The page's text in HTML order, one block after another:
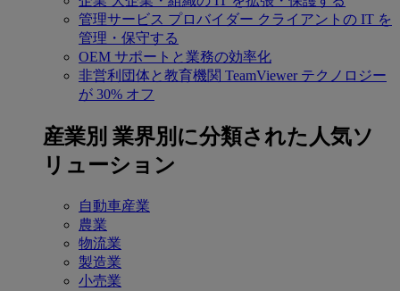
管理サービス プロバイダー クライアントの IT を
管理・保守する
OEM サポートと業務の効率化
非営利団体と教育機関 TeamViewer テクノロジー
が 30% オフ
産業別 業界別に分類された人気ソ
リューション
自動車産業
農業
物流業
製造業
小売業